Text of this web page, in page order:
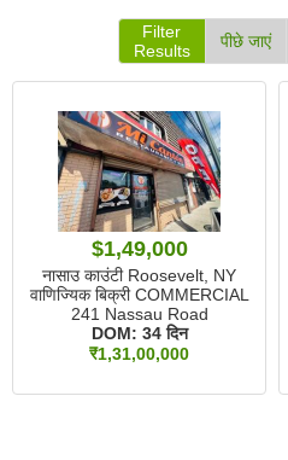
Filter
Results
पीछे जाएं
$1,49,000
नासाउ काउंटी Roosevelt, NY
वाणिज्यिक बिक्री COMMERCIAL
241 Nassau Road
DOM: 34 दिन
₹1,31,00,000